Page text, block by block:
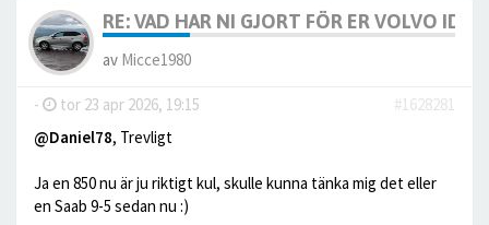
RE: VAD HAR NI GJORT FÖR ER VOLVO
av Micce1980
- tor 23 apr 2026, 19:15
#1628281
@Daniel78, Trevligt
Ja en 850 nu är ju riktigt kul, skulle kunna tänka mig det eller
en Saab 9-5 sedan nu :)